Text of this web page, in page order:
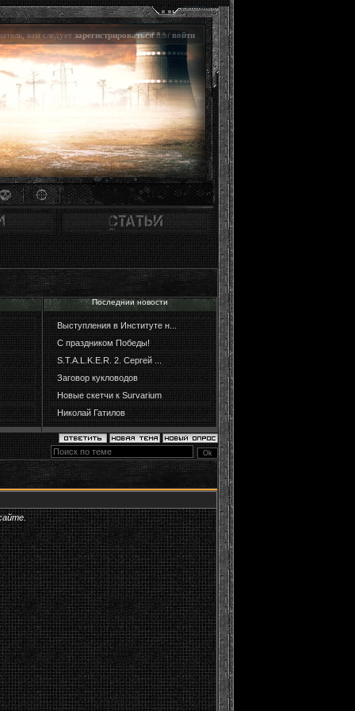
вам следуетзарегистрироваться или войти
Последнии новости
Выступления в Институте н...
С праздником Победы!
S.T.A.L.K.E.R. 2. Сергей ...
Заговор кукловодов
Новые скетчи к Survarium
Николай Гатилов